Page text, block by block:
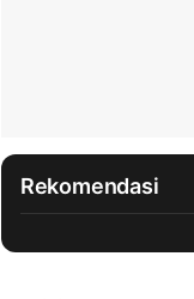
Rekomendasi